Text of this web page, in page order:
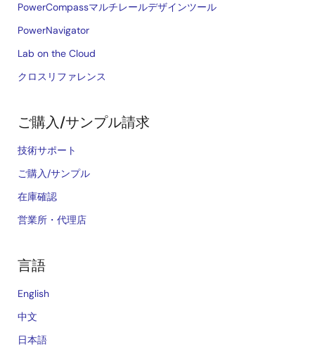
PowerCompassマルチレールデザインツール
PowerNavigator
Lab on the Cloud
クロスリファレンス
ご購入/サンプル請求
技術サポート
ご購入/サンプル
在庫確認
営業所・代理店
言語
English
中文
日本語